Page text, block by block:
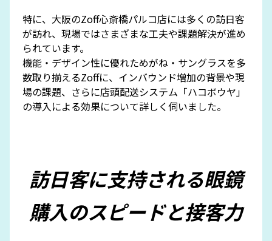
特に、大阪のZoff心斎橋パルコ店には多くの訪日客
が訪れ、現場ではさまざまな工夫や課題解決が進め
られています。
機能・デザイン性に優れためがね・サングラスを多
数取り揃えるZoffに、インバウンド増加の背景や現
場の課題、さらに店頭配送システム「ハコボウヤ」
の導入による効果について詳しく伺いました。
訪日客に支持される眼鏡
購入のスピードと接客力